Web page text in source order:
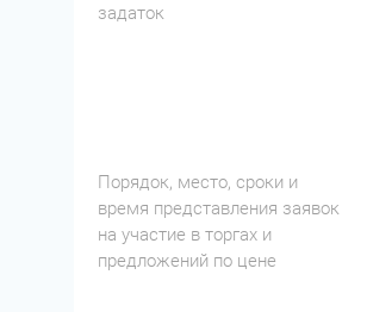
задаток
Порядок, место, сроки и
время представления заявок
на участие в торгах и
предложений по цене